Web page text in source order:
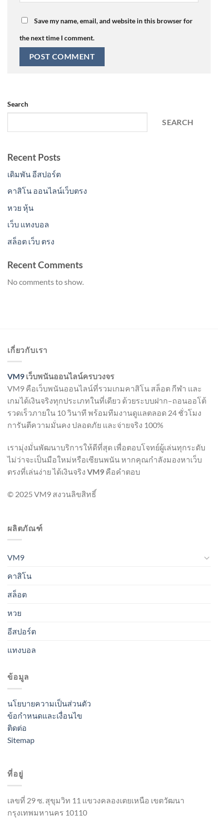
Save my name, email, and website in this browser for
the next time I comment.
Search
SEARCH
Recent Posts
เดิมพัน อีสปอร์ต
คาสิโน ออนไลน์เว็บตรง
หวย หุ้น
เว็บ แทงบอล
สล็อต เว็บ ตรง
Recent Comments
No comments to show.
เกี่ยวกับเรา
VM9 เว็บพนันออนไลน์ครบวงจร
VM9 คือเว็บพนันออนไลน์ที่รวมเกมคาสิโน สล็อต กีฬา และ
เกมได้เงินจริงทุกประเภทในที่เดียว ด้วยระบบฝาก–ถอนออโต้
รวดเร็วภายใน 10 วินาที พร้อมทีมงานดูแลตลอด 24 ชั่วโมง
การันตีความมั่นคง ปลอดภัย และจ่ายจริง 100%
เรามุ่งมั่นพัฒนาบริการให้ดีที่สุด เพื่อตอบโจทย์ผู้เล่นทุกระดับ
ไม่ว่าจะเป็นมือใหม่หรือเซียนพนัน หากคุณกำลังมองหาเว็บ
ตรงที่เล่นง่าย ได้เงินจริง VM9 คือคำตอบ
© 2025 VM9 สงวนลิขสิทธิ์
ผลิตภัณฑ์
VM9
คาสิโน
สล็อต
หวย
อีสปอร์ต
แทงบอล
ข้อมูล
นโยบายความเป็นส่วนตัว
ข้อกำหนดและเงื่อนไข
ติดต่อ
Sitemap
ที่อยู่
เลขที่ 29 ซ. สุขุมวิท 11 แขวงคลองเตยเหนือ เขตวัฒนา
กรุงเทพมหานคร 10110